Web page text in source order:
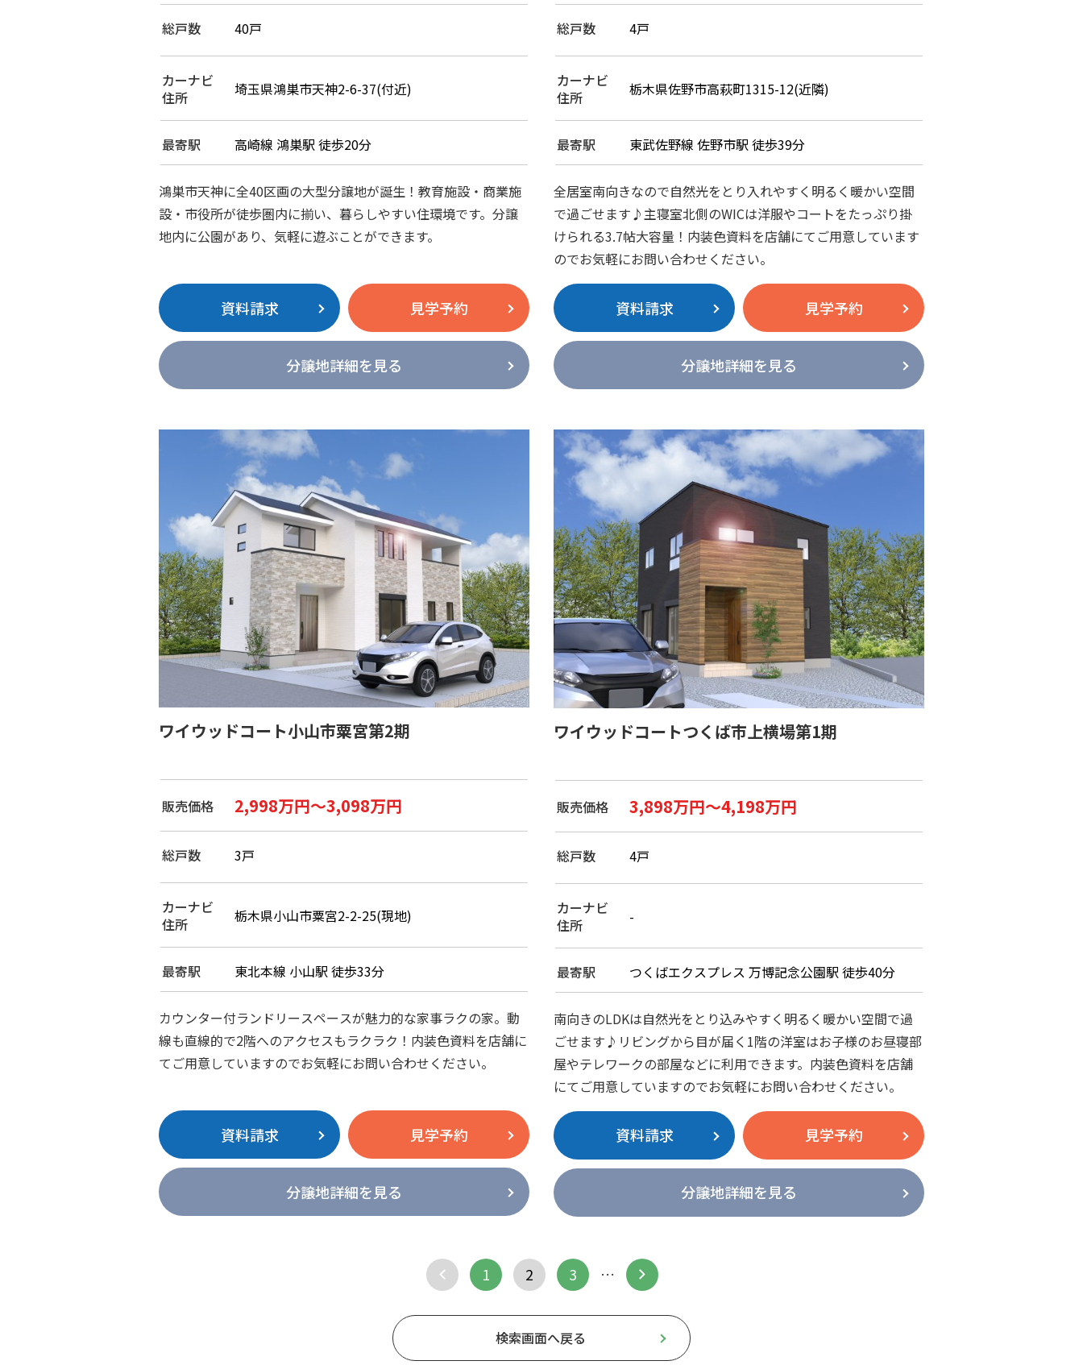
総戸数 40戸
カーナビ
住所
埼玉県鴻巣市天神2-6-37(付近)
最寄駅 高崎線 鴻巣駅 徒歩20分
鴻巣市天神に全40区画の大型分譲地が誕生！教育施設・商業施
設・市役所が徒歩圏内に揃い、暮らしやすい住環境です。分譲
地内に公園があり、気軽に遊ぶことができます。
資料請求 見学予約
分譲地詳細を見る
総戸数 4戸
カーナビ
住所
栃木県佐野市高萩町1315-12(近隣)
最寄駅 東武佐野線 佐野市駅 徒歩39分
全居室南向きなので自然光をとり入れやすく明るく暖かい空間
で過ごせます♪主寝室北側のWICは洋服やコートをたっぷり掛
けられる3.7帖大容量！内装色資料を店舗にてご用意しています
のでお気軽にお問い合わせください。
資料請求 見学予約
分譲地詳細を見る
ワイウッドコート小山市粟宮第2期
販売価格 2,998万円～3,098万円
総戸数 3戸
カーナビ
住所
栃木県小山市粟宮2-2-25(現地)
最寄駅 東北本線 小山駅 徒歩33分
カウンター付ランドリースペースが魅力的な家事ラクの家。動
線も直線的で2階へのアクセスもラクラク！内装色資料を店舗に
てご用意していますのでお気軽にお問い合わせください。
資料請求 見学予約
分譲地詳細を見る
ワイウッドコートつくば市上横場第1期
販売価格 3,898万円～4,198万円
総戸数 4戸
カーナビ
住所
-
最寄駅 つくばエクスプレス 万博記念公園駅 徒歩40分
南向きのLDKは自然光をとり込みやすく明るく暖かい空間で過
ごせます♪リビングから目が届く1階の洋室はお子様のお昼寝部
屋やテレワークの部屋などに利用できます。内装色資料を店舗
にてご用意していますのでお気軽にお問い合わせください。
資料請求 見学予約
分譲地詳細を見る
1 2 3 …
検索画面へ戻る